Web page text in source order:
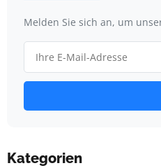
Melden Sie sich an, um
Kategorien